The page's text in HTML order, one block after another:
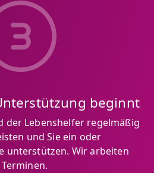
beginnt
der Lebenshelfer regelmäßig
und Sie ein oder
unterstützen. Wir arbeiten